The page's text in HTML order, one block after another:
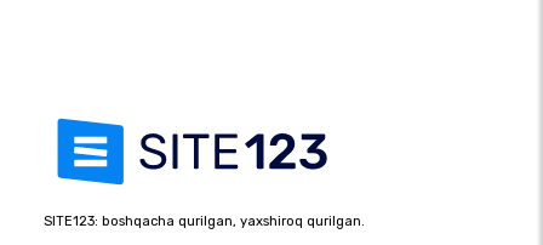
SITE123: boshqacha qurilgan, yaxshiroq qurilgan.